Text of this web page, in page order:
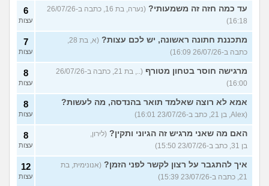
עד כמה חזה זה משמעותי?
(נערה, בת 16, כתבה ב-26/07/26
16:18)
6
עצות
מתכננת חתונה ראשונה, יש לכם עצות?
(א, בת 28,
כתבה ב-26/07/26 16:09)
7
עצות
מרגישה חוסר בטחון מטורף
(.., בת 21, כתבה ב-26/07/26
16:00)
8
עצות
אמא לא רוצה שאלמד תואר בהנדסה, מה לעשות?
(Alex, בן 21, כתב ב-23/07/26 16:01)
8
עצות
האם מה שאני מרגיש זה הגיוני ותקין? (לירון,
בן 31, כתב ב-23/07/26 15:50)
8
עצות
איך להתגבר על רצון לקשר לפני הזמן? (אנונימית, בת
21, כתבה ב-23/07/26 15:39)
12
עצות